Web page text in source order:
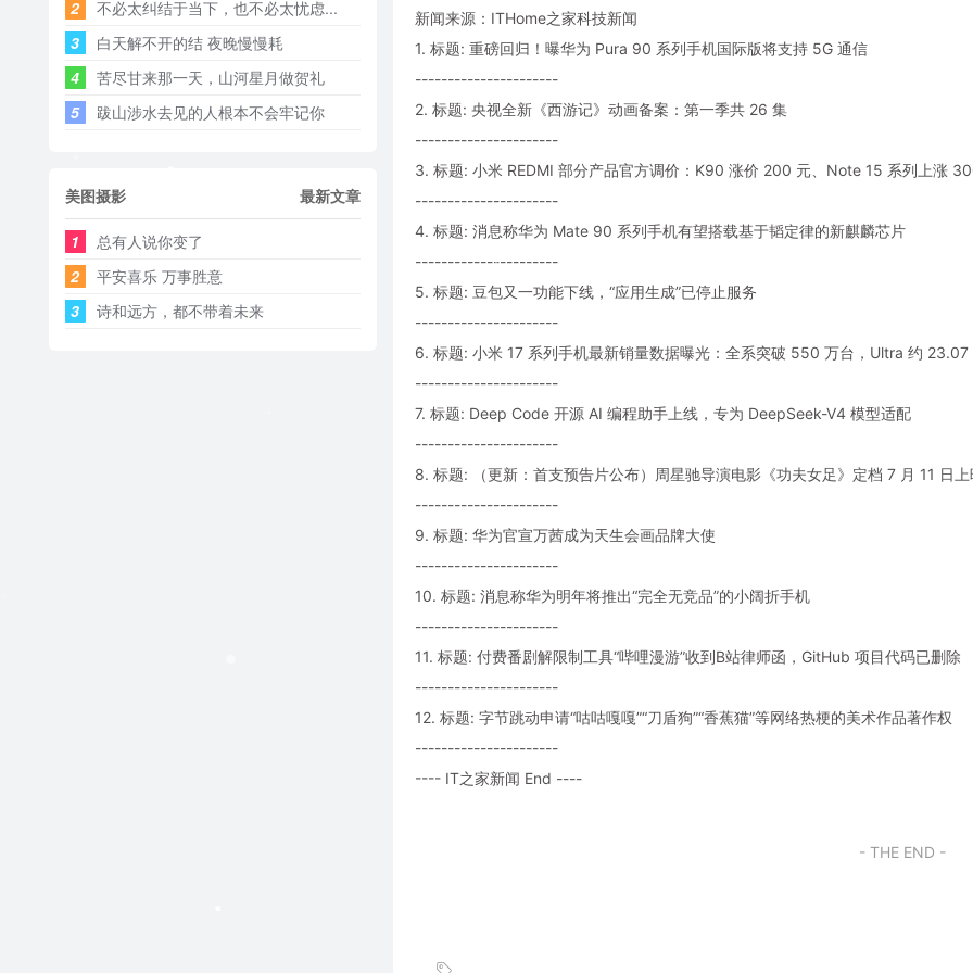
新闻来源：ITHome之家科技新闻
1. 标题: 重磅回归！曝华为 Pura 90 系列手机国际版将支持 5G 通信
----------------------
2. 标题: 央视全新《西游记》动画备案：第一季共 26 集
----------------------
3. 标题: 小米 REDMI 部分产品官方调价：K90 涨价 200 元、Note 15 系列上涨
----------------------
4. 标题: 消息称华为 Mate 90 系列手机有望搭载基于韬定律的新麒麟芯片
----------------------
5. 标题: 豆包又一功能下线，“应用生成”已停止服务
----------------------
6. 标题: 小米 17 系列手机最新销量数据曝光：全系突破 550 万台，Ultra 约 23.07
----------------------
7. 标题: Deep Code 开源 AI 编程助手上线，专为 DeepSeek-V4 模型适配
----------------------
8. 标题: （更新：首支预告片公布）周星驰导演电影《功夫女足》定档 7 月 11 日上
----------------------
9. 标题: 华为官宣万茜成为天生会画品牌大使
----------------------
10. 标题: 消息称华为明年将推出“完全无竞品”的小阔折手机
----------------------
11. 标题: 付费番剧解限制工具“哔哩漫游”收到B站律师函，GitHub 项目代码已删除
----------------------
12. 标题: 字节跳动申请“咕咕嘎嘎”“刀盾狗”“香蕉猫”等网络热梗的美术作品著作权
----------------------
---- IT之家新闻 End ----
- THE END -
2
不必太纠结于当下，也不必太忧虑...
3
白天解不开的结 夜晚慢慢耗 ​​​
4
苦尽甘来那一天，山河星月做贺礼
5
跋山涉水去见的人根本不会牢记你
美图摄影 最新文章
1
总有人说你变了
2
平安喜乐 万事胜意
3
诗和远方，都不带着未来